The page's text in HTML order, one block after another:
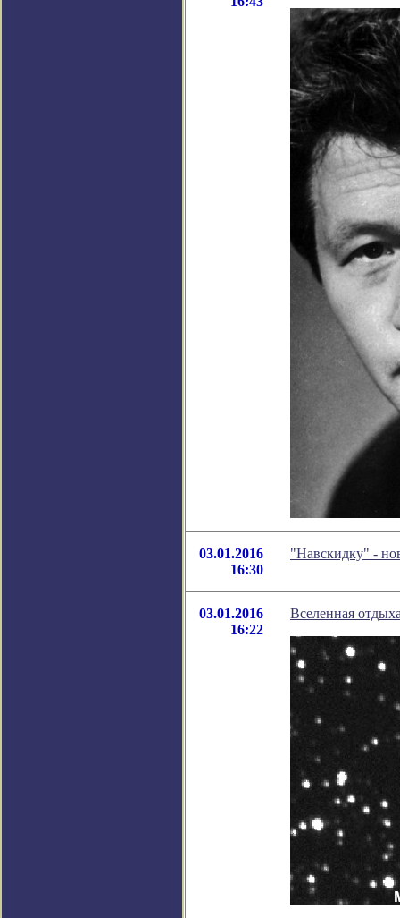
03.01.2016
16:30
"Навскидку" -
03.01.2016
16:22
Вселенная